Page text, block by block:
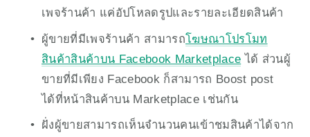
เพจร้านค้า แค่อัปโหลดรูปและรายละเอียดสินค้า
ผู้ขายที่มีเพจร้านค้า สามารถโฆษณาโปรโมท
สินค้าสินค้าบน Facebook Marketplace ได้ ส่วนผู้
ขายที่มีเพียง Facebook ก็สามารถ Boost post
ได้ที่หน้าสินค้าบน Marketplace เช่นกัน
ฝั่งผู้ขายสามารถเห็นจำนวนคนเข้าชมสินค้าได้จาก